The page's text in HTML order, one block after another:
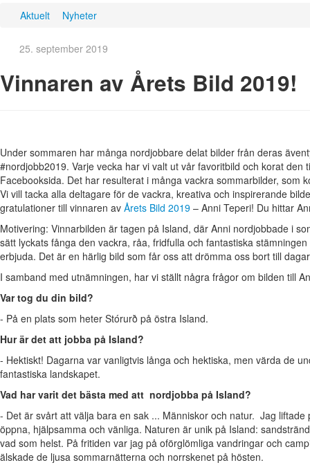
Aktuelt Nyheter
25. september 2019
Vinnaren av Årets Bild 2019!
Under sommaren har många nordjobbare delat bilder från deras
#nordjobb2019. Varje vecka har vi valt ut vår favoritbild och korat den
Facebooksida. Det har resulterat i många vackra sommarbilder, som
Vi vill tacka alla deltagare för de vackra, kreativa och inspirerande
gratulationer till vinnaren av Årets Bild 2019 – Anni Teperi! Du hittar
Motivering: Vinnarbilden är tagen på Island, där Anni nordjobbade i
sätt lyckats fånga den vackra, råa, fridfulla och fantastiska
erbjuda. Det är en härlig bild som får oss att drömma oss bort till
I samband med utnämningen, har vi ställt några frågor om bilden till
Var tog du din bild?
- På en plats som heter Stórurð på östra Island.
Hur är det att jobba på Island?
- Hektiskt! Dagarna var vanligtvis långa och hektiska, men värda de
fantastiska landskapet.
Vad har varit det bästa med att nordjobba på Island?
- Det är svårt att välja bara en sak ... Människor och natur. Jag
öppna, hjälpsamma och vänliga. Naturen är unik på Island:
vad som helst. På fritiden var jag på oförglömliga vandringar och
älskade de ljusa sommarnätterna och norrskenet på hösten.